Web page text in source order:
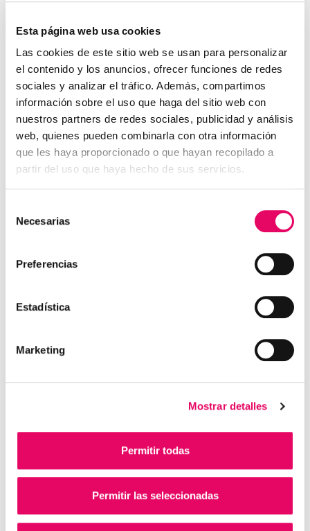
Esta página web usa cookies
Las cookies de este sitio web se usan para personalizar
el contenido y los anuncios, ofrecer funciones de redes
sociales y analizar el tráfico. Además, compartimos
información sobre el uso que haga del sitio web con
nuestros partners de redes sociales, publicidad y análisis
web, quienes pueden combinarla con otra información
que les haya proporcionado o que hayan recopilado a
partir del uso que haya hecho de sus servicios.
Necesarias
Preferencias
Estadística
Marketing
Mostrar detalles
Permitir todas
Permitir las seleccionadas